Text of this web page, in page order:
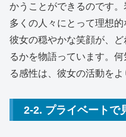
かうことができるのです。
多くの人々にとって理想的
彼女の穏やかな笑顔が、
るかを物語っています。
る感性は、彼女の活動をよ
2-2. プライベートで